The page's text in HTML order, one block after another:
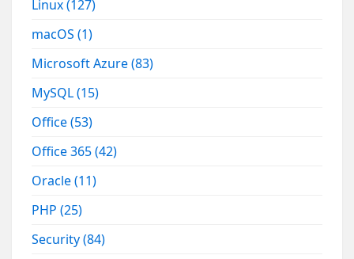
Linux(127)
macOS(1)
Microsoft Azure(83)
MySQL(15)
Office(53)
Office 365(42)
Oracle(11)
PHP(25)
Security(84)